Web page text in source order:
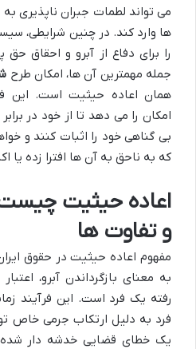
می تواند لطمات جبران ناپذیری
ها وارد کند. در چنین شرایطی،
را برای دفاع از آبرو و احقاق
جمله مهمترین آن ها، امکان طرح
همان اعاده حیثیت است. این
امکان را می دهد تا از خود در
بی گناهی خود را اثبات کنند و
که به ناحق به آن ها افترا زده یا
اعاده حیثیت
و تفاوت ها
مفهوم اعاده حیثیت در حقوق
به معنای بازگرداندن آبرو،
رفته یک فرد است. این فرآیند
فرد به دلیل ارتکاب جرمی خاص
یک خطای قضایی خدشه دار